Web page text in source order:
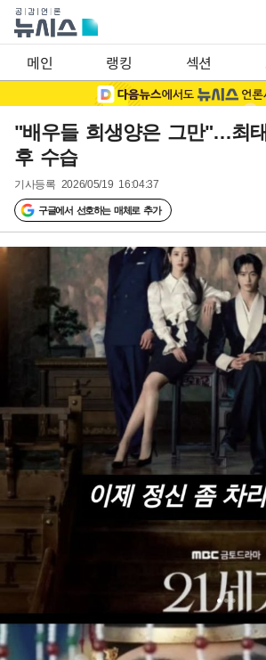
메인 랭킹 섹션
"배우들 희생양은 그만"…최
후 수습
기사등록 2026/05/19 16:04:37
구글에서 선호하는 매체로 추가